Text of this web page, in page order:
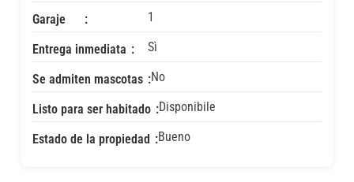
Garaje 1
Entrega inmediata Sì
Se admiten mascotas No
Listo para ser habitado Disponibile
Estado de la propiedad Bueno